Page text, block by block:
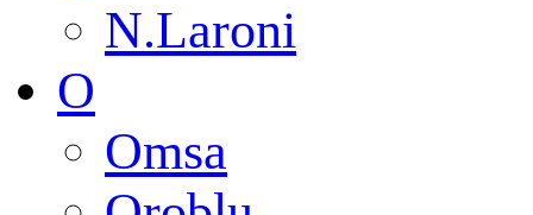
N.Laroni
O
Omsa